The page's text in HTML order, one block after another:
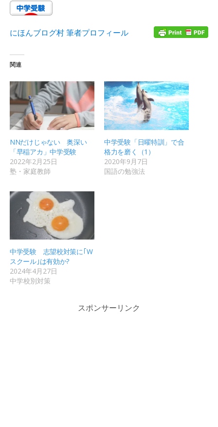
にほんブログ村 筆者プロフィール
関連
NNだけじゃない 奥深い
「早稲アカ」中学受験
2022年2月25日
塾・家庭教師
中学受験「日曜特訓」で合
格力を磨く（1）
2020年9月7日
国語の勉強法
中学受験 志望校対策に｢W
スクール｣は有効か?
2024年4月27日
中学校別対策
スポンサーリンク